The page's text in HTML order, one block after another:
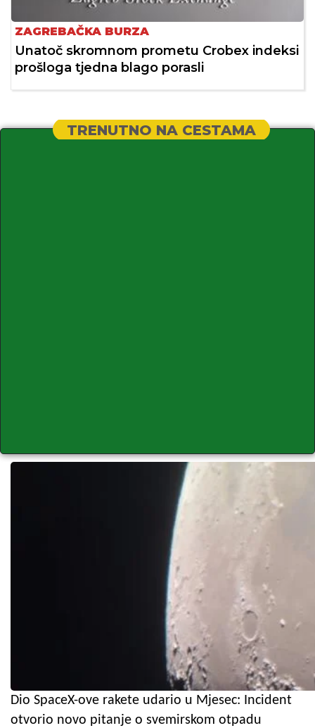
ZAGREBAČKA BURZA
Unatoč skromnom prometu Crobex indeksi
prošloga tjedna blago porasli
TRENUTNO NA CESTAMA
Dio SpaceX-ove rakete udario u Mjesec: Incident
otvorio novo pitanje o svemirskom otpadu